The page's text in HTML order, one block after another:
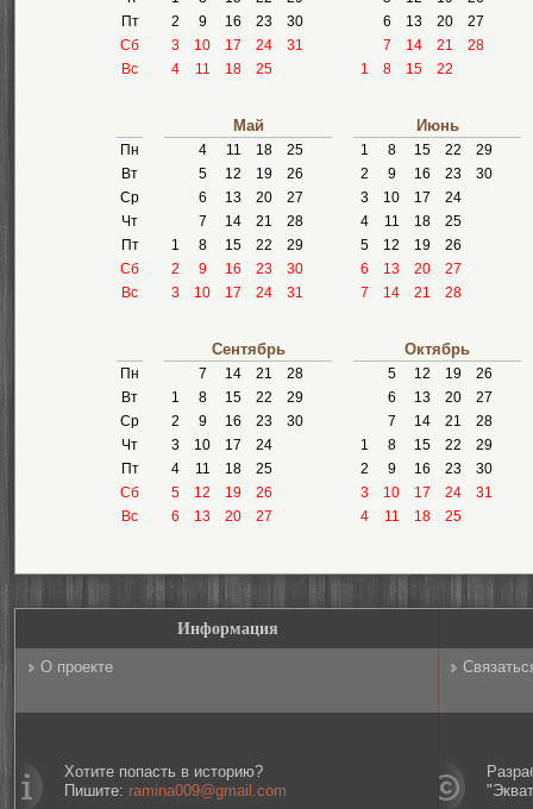
Пт
Сб
Вс
2
9 16 23
30
3
10 17 24
31
4
11 18 25
6
13 20
27
7
14 21
28
1
8 15 22
Пн
Вт
Ср
Чт
Пт
Сб
Вс
Май
4 11 18
25
5
12 19
26
6
13 20
27
7
14 21
28
1
8 15 22
29
2
9 16 23
30
3
10 17 24 31
Июнь
1 8 15 22
29
2
9 16 23
30
3
10 17
24
4
11 18
25
5
12 19
26
6
13 20
27
7
14 21 28
Пн
Вт
Ср
Чт
Пт
Сб
Вс
Сентябрь
7 14 21
28
1
8 15 22
29
2
9 16 23
30
3
10 17
24
4
11 18
25
5
12 19
26
6
13 20 27
Октябрь
5 12 19
26
6
13 20
27
7
14 21
28
1
8 15 22
29
2
9 16 23
30
3
10 17 24
31
4
11 18 25
Информация
О проекте
Хотите попасть в историю?
Пишите: ramina009@gmail.com